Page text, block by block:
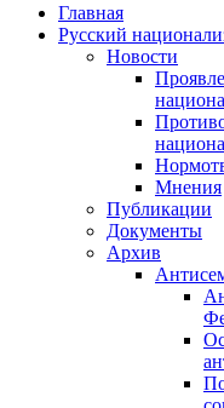
Главная
Русский
Новости
Мнения
Публикации
Документы
Архив